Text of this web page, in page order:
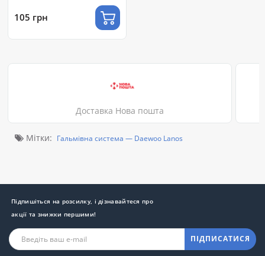
105 грн
Доставка Нова пошта
Мітки: Гальмівна система — Daewoo Lanos
Підпишіться на розсилку, і дізнавайтеся про
акції та знижки першими!
ПІДПИСАТИСЯ